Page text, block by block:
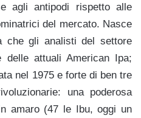
agli antipodi rispetto alle
del mercato. Nasce
che gli analisti del settore
delle attuali American Ipa;
nel 1975 e forte di ben tre
una poderosa
amaro (47 le Ibu, oggi un